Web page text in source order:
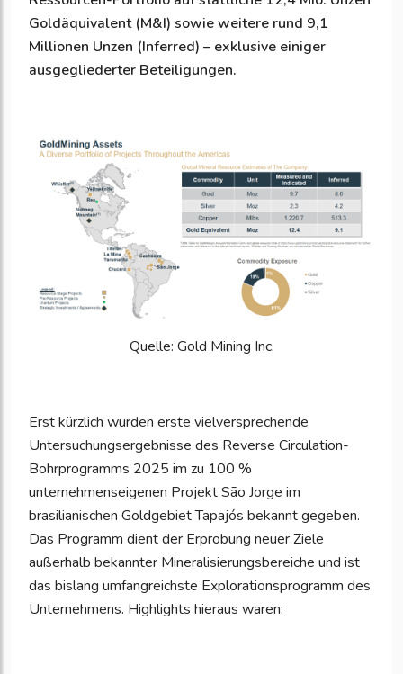
Goldäquivalent (M&I) sowie weitere rund 9,1
Millionen Unzen (Inferred) – exklusive einiger
ausgegliederter Beteiligungen.
Quelle: Gold Mining Inc.
Erst kürzlich wurden erste vielversprechende
Untersuchungsergebnisse des Reverse Circulation-
Bohrprogramms 2025 im zu 100 %
unternehmenseigenen Projekt São Jorge im
brasilianischen Goldgebiet Tapajós bekannt gegeben.
Das Programm dient der Erprobung neuer Ziele
außerhalb bekannter Mineralisierungsbereiche und ist
das bislang umfangreichste Explorationsprogramm des
Unternehmens. Highlights hieraus waren: